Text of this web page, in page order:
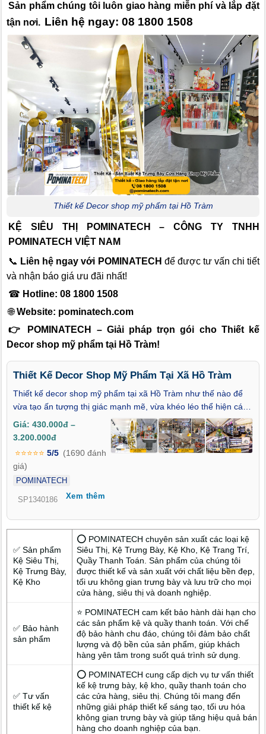
Sản phẩm chúng tôi luôn giao hàng miễn phí và lắp đặt
tận nơi. Liên hệ ngay: 08 1800 1508
Thiết kế Decor shop mỹ phẩm tại Hồ Tràm
KỆ SIÊU THỊ POMINATECH – CÔNG TY TNHH
POMINATECH VIỆT NAM
📞 Liên hệ ngay với POMINATECH để được tư vấn chi tiết
và nhận báo giá ưu đãi nhất!
☎ Hotline: 08 1800 1508
🌐Website: pominatech.com
👉 POMINATECH – Giải pháp trọn gói cho Thiết kế
Decor shop mỹ phẩm tại Hồ Tràm!
Thiết Kế Decor Shop Mỹ Phẩm Tại Xã Hồ Tràm
Thiết kế decor shop mỹ phẩm tại xã Hồ Tràm như thế nào để
vừa tạo ấn tượng thị giác mạnh mẽ, vừa khéo léo thể hiện cá
tính thương hiệu và thu hút khách hàng ngay từ cái nhìn đầu
tiên? Trong bối cảnh kinh doanh mỹ phẩm đang phát triển
mạnh tại khu vực Hồ Tràm, không gian cửa hàng không chỉ là
nơi trưng bày sản phẩm mà còn là điểm chạm đầu tiên giữa
thương hiệu và khách hàng. Bài viết này sẽ giúp bạn khám phá
những yếu tố then chốt trong thiết kế decor hiện đại, góp phần
biến một cửa hàng đơn thuần trở thành một không gian trải
Giá: 430.000đ –
3.200.000đ
⭐⭐⭐⭐⭐ 5/5 (1690 đánh
giá)
POMINATECH
SP1340186 Xem thêm
✅ Sản phẩm
Kệ Siêu Thị,
Kệ Trưng Bày,
Kệ Kho
⭕ POMINATECH chuyên sản xuất các loại kệ
Siêu Thị, Kệ Trưng Bày, Kệ Kho, Kệ Trang Trí,
Quầy Thanh Toán. Sản phẩm của chúng tôi
được thiết kế và sản xuất với chất liệu bền đẹp,
tối ưu không gian trưng bày và lưu trữ cho mọi
cửa hàng, siêu thị và doanh nghiệp.
✅ Bảo hành
sản phẩm
⭐ POMINATECH cam kết bảo hành dài hạn cho
các sản phẩm kệ và quầy thanh toán. Với chế
độ bảo hành chu đáo, chúng tôi đảm bảo chất
lượng và độ bền của sản phẩm, giúp khách
hàng yên tâm trong suốt quá trình sử dụng.
✅ Tư vấn
thiết kế kệ
⭕ POMINATECH cung cấp dịch vụ tư vấn thiết
kế kệ trưng bày, kệ kho, quầy thanh toán cho
các cửa hàng, siêu thị. Chúng tôi mang đến
những giải pháp thiết kế sáng tạo, tối ưu hóa
không gian trưng bày và giúp tăng hiệu quả bán
hàng cho doanh nghiệp của bạn.